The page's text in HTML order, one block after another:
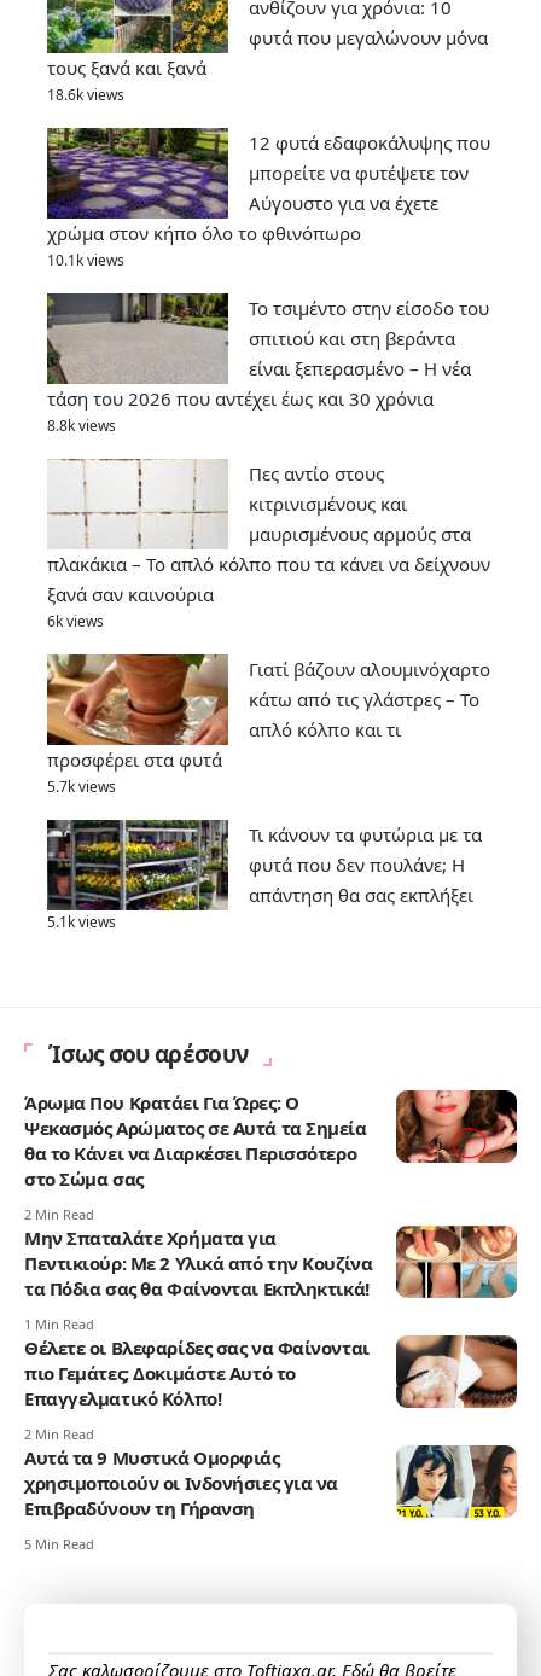
ανθίζουν για χρόνια: 10
φυτά που μεγαλώνουν μόνα
τους ξανά και ξανά
18.6k views
12 φυτά εδαφοκάλυψης που
μπορείτε να φυτέψετε τον
Αύγουστο για να έχετε
χρώμα στον κήπο όλο το φθινόπωρο
10.1k views
Το τσιμέντο στην είσοδο του
σπιτιού και στη βεράντα
είναι ξεπερασμένο – Η νέα
τάση του 2026 που αντέχει έως και 30 χρόνια
8.8k views
Πες αντίο στους
κιτρινισμένους και
μαυρισμένους αρμούς στα
πλακάκια – Το απλό κόλπο που τα κάνει να δείχνουν
ξανά σαν καινούρια
6k views
Γιατί βάζουν αλουμινόχαρτο
κάτω από τις γλάστρες – Το
απλό κόλπο και τι
προσφέρει στα φυτά
5.7k views
Τι κάνουν τα φυτώρια με τα
φυτά που δεν πουλάνε; Η
απάντηση θα σας εκπλήξει
5.1k views
Ίσως σου αρέσουν
Άρωμα Που Κρατάει Για Ώρες: Ο
Ψεκασμός Αρώματος σε Αυτά τα Σημεία
θα το Κάνει να Διαρκέσει Περισσότερο
στο Σώμα σας
2 Min Read
Μην Σπαταλάτε Χρήματα για
Πεντικιούρ: Με 2 Υλικά από την Κουζίνα
τα Πόδια σας θα Φαίνονται Εκπληκτικά!
1 Min Read
Θέλετε οι Βλεφαρίδες σας να Φαίνονται
πιο Γεμάτες; Δοκιμάστε Αυτό το
Επαγγελματικό Κόλπο!
2 Min Read
Αυτά τα 9 Μυστικά Ομορφιάς
χρησιμοποιούν οι Ινδονήσιες για να
Επιβραδύνουν τη Γήρανση
5 Min Read
Σας καλωσορίζουμε στο Toftiaxa.gr. Εδώ θα βρείτε